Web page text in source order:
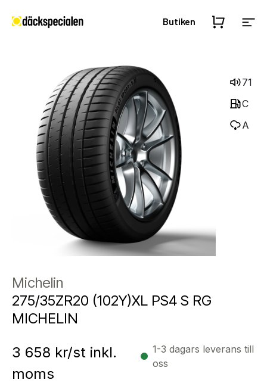
Butiken
71
C
A
Michelin
275/35ZR20 (102Y)XL PS4 S RG
MICHELIN
3 658 kr/st inkl.
moms
1-3 dagars leverans till
oss